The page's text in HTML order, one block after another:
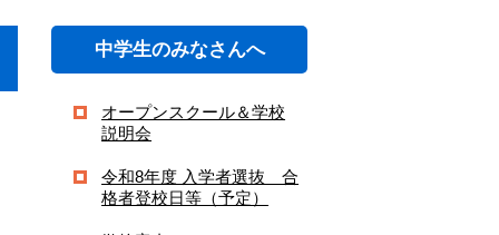
中学生のみなさんへ
オープンスクール＆学校
説明会
令和8年度 入学者選抜 合
格者登校日等（予定）